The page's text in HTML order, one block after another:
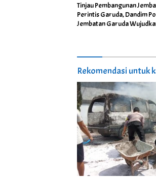
Tinjau Pembangunan
Perintis Garuda, Dandim
Jembatan Garuda
Rekomendasi untuk